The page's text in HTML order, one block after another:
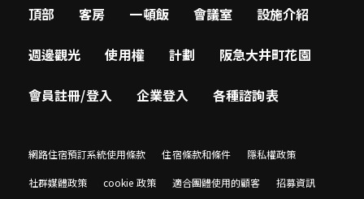
頂部 客房 一頓飯 會議室 設施介紹
週邊觀光 使用權 計劃 阪急大井町花園
會員註冊/登入 企業登入 各種諮詢表
網路住宿預訂系統使用條款 住宿條款和條件 隱私權政策
社群媒體政策 cookie 政策 適合團體使用的顧客 招募資訊